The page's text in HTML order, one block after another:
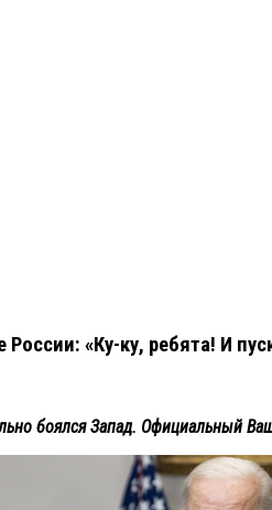
«Ку-ку, ребята! И
боялся Запад. Официальный